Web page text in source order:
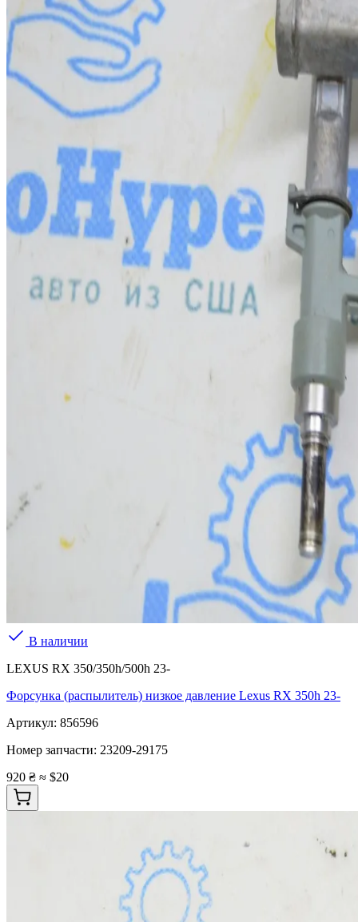
В наличии
LEXUS RX 350/350h/500h 23-
Форсунка (распылитель) низкое давление Lexus RX 350h 23-
Артикул: 856596
Номер запчасти: 23209-29175
920 ₴ ≈ $20